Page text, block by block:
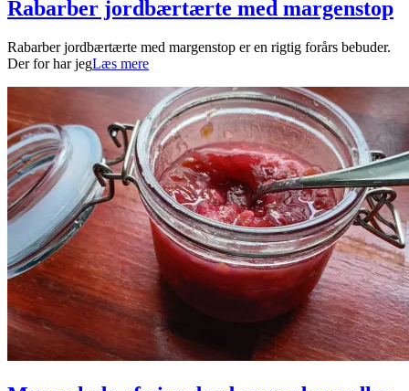
Rabarber jordbærtærte med margenstop
2026-
06-
Rabarber jordbærtærte med margenstop er en rigtig forårs bebuder.
Der for har jegLæs mere